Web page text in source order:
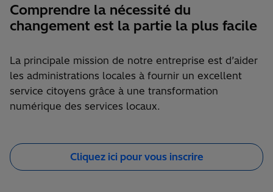
Comprendre la nécessité du
changement est la partie la plus facile
La principale mission de notre entreprise est d’aider
les administrations locales à fournir un excellent
service citoyens grâce à une transformation
numérique des services locaux.
Cliquez ici pour vous inscrire